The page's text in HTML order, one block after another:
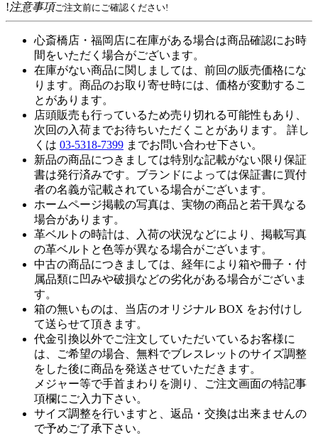
!注意事項ご注文前にご確認ください!
心斎橋店・福岡店に在庫がある場合は商品確認にお時
間をいただく場合がございます。
在庫がない商品に関しましては、前回の販売価格にな
ります。商品のお取り寄せ時には、価格が変動するこ
とがあります。
店頭販売も行っているため売り切れる可能性もあり、
次回の入荷までお待ちいただくことがあります。 詳し
くは 03-5318-7399 までお問い合わせ下さい。
新品の商品につきましては特別な記載がない限り保証
書は発行済みです。ブランドによっては保証書に買付
者の名義が記載されている場合がございます。
ホームページ掲載の写真は、実物の商品と若干異なる
場合があります。
革ベルトの時計は、入荷の状況などにより、掲載写真
の革ベルトと色等が異なる場合がございます。
中古の商品につきましては、経年により箱や冊子・付
属品類に凹みや破損などの劣化がある場合がございま
す。
箱の無いものは、当店のオリジナル BOX をお付けし
て送らせて頂きます。
代金引換以外でご注文していただいているお客様に
は、ご希望の場合、無料でブレスレットのサイズ調整
をした後に商品を発送させていただきます。
メジャー等で手首まわりを測り、ご注文画面の特記事
項欄にご入力下さい。
サイズ調整を行いますと、返品・交換は出来ませんの
で予めご了承下さい。